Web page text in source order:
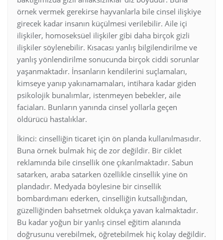
örnek vermek gerekirse hayvanlarla bile cinsel ilişkiye
girecek kadar insanın küçülmesi verilebilir. Aile içi
ilişkiler, homoseksüel ilişkiler gibi daha birçok gizli
ilişkiler söylenebilir. Kısacası yanlış bilgilendirilme ve
yanlış yönlendirilme sonucunda birçok ciddi sorunlar
yaşanmaktadır. İnsanların kendilerini suçlamaları,
kimseye yanıp yakınamamaları, intihara kadar giden
psikolojik bunalımlar, istenmeyen bebekler, aile
faciaları. Bunların yanında cinsel yollarla geçen
öldürücü hastalıklar.
İkinci: cinselliğin ticaret için ön planda kullanılmasıdır.
Buna örnek bulmak hiç de zor değildir. Bir ciklet
reklamında bile cinsellik öne çıkarılmaktadır. Sabun
satarken, araba satarken özellikle cinsellik yine ön
plandadır. Medyada böylesine bir cinsellik
bombardımanı ederken, cinselliğin kutsallığından,
güzelliğinden bahsetmek oldukça yavan kalmaktadır.
Bu kadar yoğun bir yanlış cinsel eğitim alanında
doğrusunu verebilmek, öğretebilmek hiç kolay değildir.